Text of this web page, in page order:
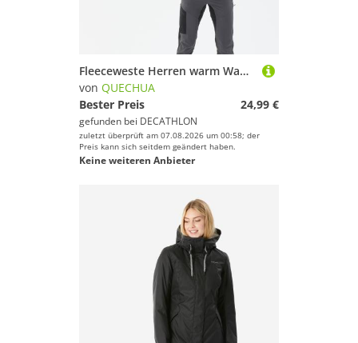
Fleeceweste Herren warm Wandern - MH500 schwarz
von QUECHUA
Bester Preis
24,99 €
gefunden bei DECATHLON
zuletzt überprüft am 07.08.2026 um 00:58; der
Preis kann sich seitdem geändert haben.
Keine weiteren Anbieter